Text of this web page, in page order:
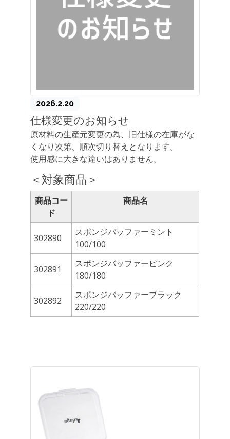
2026.2.20
仕様変更のお知らせ
原材料の生産元変更の為、旧仕様の在庫がな
くなり次第、順次切り替えとなります。
使用感に大きな違いはありません。
＜対象商品＞
商品コー
ド
商品名
302890
スポンジバッファーミント
100/100
302891
スポンジバッファーピンク
180/180
302892
スポンジバッファーブラック
220/220